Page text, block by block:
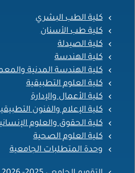
كلية الطب البشري
كلية طب الأسنان
كلية الصيدلة
كلية الهندسة
كلية الهندسة المدنية
كلية العلوم التطبيقية
كلية الأعمال والإدارة
كلية الإعلام والفنون
كلية الحقوق والعلوم
كلية العلوم الصحية
وحدة المتطلبات الجامعية